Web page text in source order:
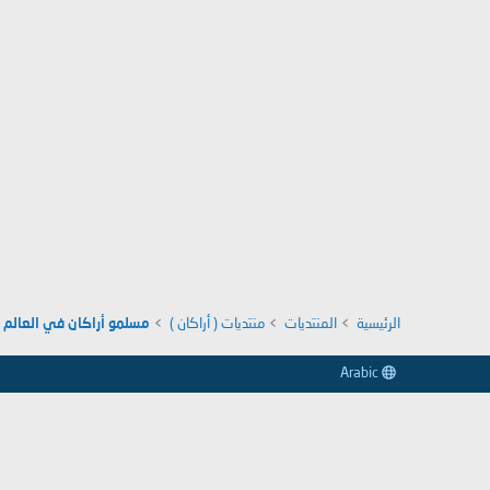
الرئيسية المنتديات منتديات ( أراكان ) مسلمو أراكان في العالم